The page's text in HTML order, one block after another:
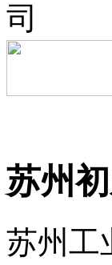
司
苏州
苏州工